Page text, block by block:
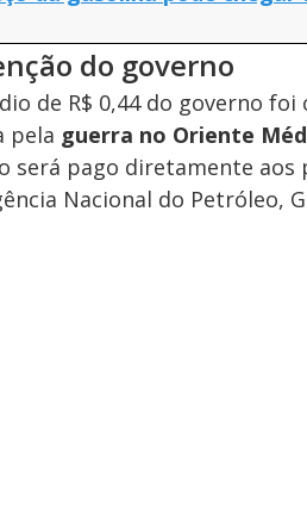
do governo
de R$ 0,44 do governo foi
pela guerra no Oriente
será pago diretamente
Nacional do Petróleo,